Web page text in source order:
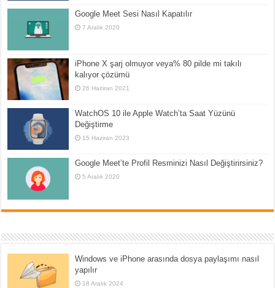
Google Meet Sesi Nasıl Kapatılır
7 Aralık 2020
iPhone X şarj olmuyor veya% 80 pilde mi takılı
kalıyor çözümü
26 Haziran 2021
WatchOS 10 ile Apple Watch’ta Saat Yüzünü
Değiştirme
15 Haziran 2023
Google Meet’te Profil Resminizi Nasıl Değiştirirsiniz?
5 Aralık 2020
Windows ve iPhone arasında dosya paylaşımı nasıl
yapılır
18 Aralık 2024